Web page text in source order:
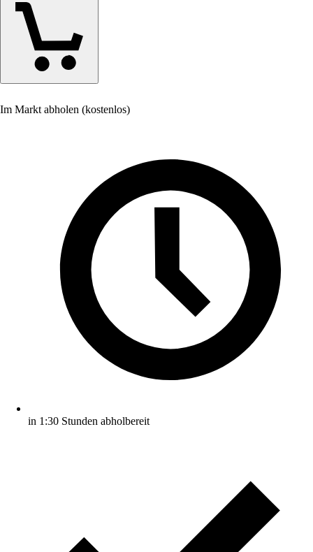
Im Markt abholen (kostenlos)
in 1:30 Stunden abholbereit